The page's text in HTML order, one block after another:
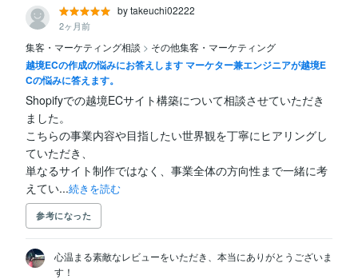
by takeuchi02222
2ヶ月前
集客・マーケティング相談 > その他集客・マーケティング
越境ECの作成の悩みにお答えします マーケター兼エンジニアが越境E
Cの悩みに答えます。
Shopifyでの越境ECサイト構築について相談させていただき
ました。
こちらの事業内容や目指したい世界観を丁寧にヒアリングし
ていただき、
単なるサイト制作ではなく、事業全体の方向性まで一緒に考
えてい...続きを読む
参考になった
心温まる素敵なレビューをいただき、本当にありがとうございま
す！